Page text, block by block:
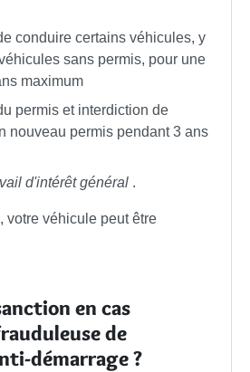
conduire certains véhicules, y
sans permis, pour une
maximum
permis et interdiction de
nouveau permis pendant 3 ans
d'intérêt général .
, votre véhicule peut être
en cas
de
démarrage ?